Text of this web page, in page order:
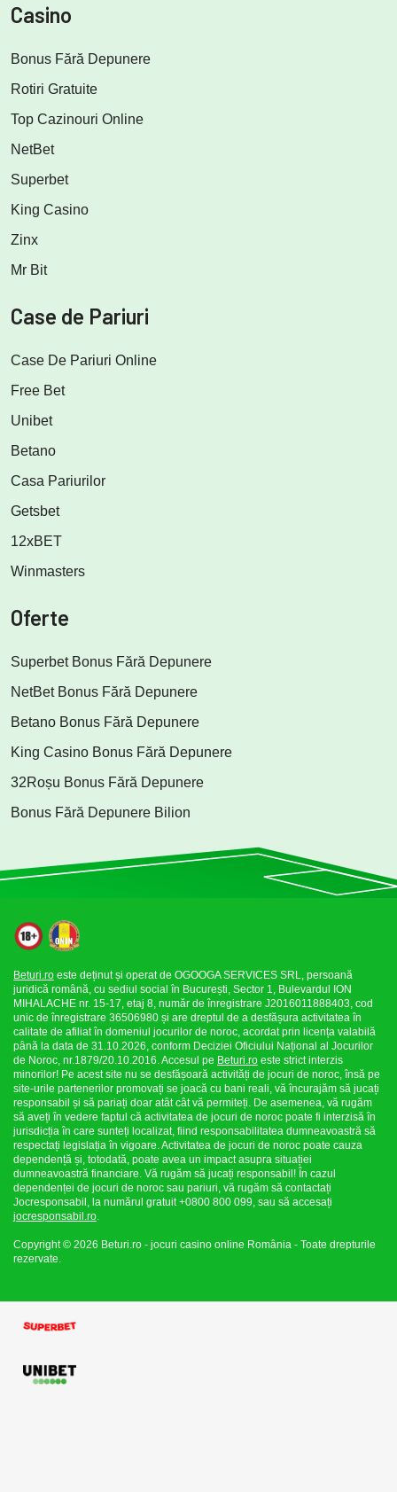
Casino
Bonus Fără Depunere
Rotiri Gratuite
Top Cazinouri Online
NetBet
Superbet
King Casino
Zinx
Mr Bit
Case de Pariuri
Case De Pariuri Online
Free Bet
Unibet
Betano
Casa Pariurilor
Getsbet
12xBET
Winmasters
Oferte
Superbet Bonus Fără Depunere
NetBet Bonus Fără Depunere
Betano Bonus Fără Depunere
King Casino Bonus Fără Depunere
32Roșu Bonus Fără Depunere
Bonus Fără Depunere Bilion
Beturi.ro este deținut și operat de OGOOGA SERVICES SRL, persoană
juridică română, cu sediul social în București, Sector 1, Bulevardul ION
MIHALACHE nr. 15-17, etaj 8, număr de înregistrare J2016011888403, cod
unic de înregistrare 36506980 și are dreptul de a desfășura activitatea în
calitate de afiliat în domeniul jocurilor de noroc, acordat prin licența valabilă
până la data de 31.10.2026, conform Deciziei Oficiului Național al Jocurilor
de Noroc, nr.1879/20.10.2016. Accesul pe Beturi.ro este strict interzis
minorilor! Pe acest site nu se desfășoară activități de jocuri de noroc, însă pe
site-urile partenerilor promovați se joacă cu bani reali, vă încurajăm să jucați
responsabil și să pariați doar atât cât vă permiteți. De asemenea, vă rugăm
să aveți în vedere faptul că activitatea de jocuri de noroc poate fi interzisă în
jurisdicția în care sunteți localizat, fiind responsabilitatea dumneavoastră să
respectați legislația în vigoare. Activitatea de jocuri de noroc poate cauza
dependență și, totodată, poate avea un impact asupra situației
dumneavoastră financiare. Vă rugăm să jucați responsabil! În cazul
dependenței de jocuri de noroc sau pariuri, vă rugăm să contactați
Jocresponsabil, la numărul gratuit +0800 800 099, sau să accesați
jocresponsabil.ro
Copyright © 2026 Beturi.ro - jocuri casino online România - Toate drepturile
rezervate.